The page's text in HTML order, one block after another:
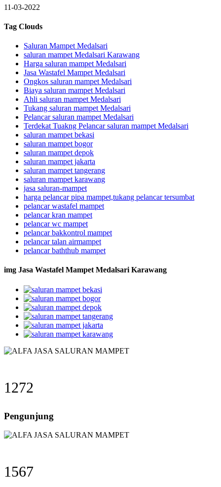
11-03-2022
Tag Clouds
Saluran Mampet Medalsari
saluran mampet Medalsari Karawang
Harga saluran mampet Medalsari
Jasa Wastafel Mampet Medalsari
Ongkos saluran mampet Medalsari
Biaya saluran mampet Medalsari
Ahli saluran mampet Medalsari
Tukang saluran mampet Medalsari
Pelancar saluran mampet Medalsari
Terdekat Tuakng Pelancar saluran mampet Medalsari
saluran mampet bekasi
saluran mampet bogor
saluran mampet depok
saluran mampet jakarta
saluran mampet tangerang
saluran mampet karawang
jasa saluran-mampet
harga pelancar pipa mampet,tukang pelancar tersumbat
pelancar wastafel mampet
pelancar kran mampet
pelancar wc mampet
pelancar bakkontrol mampet
pelancar talan airmampet
pelancar baththub mampet
img Jasa Wastafel Mampet Medalsari Karawang
1272
Pengunjung
1567